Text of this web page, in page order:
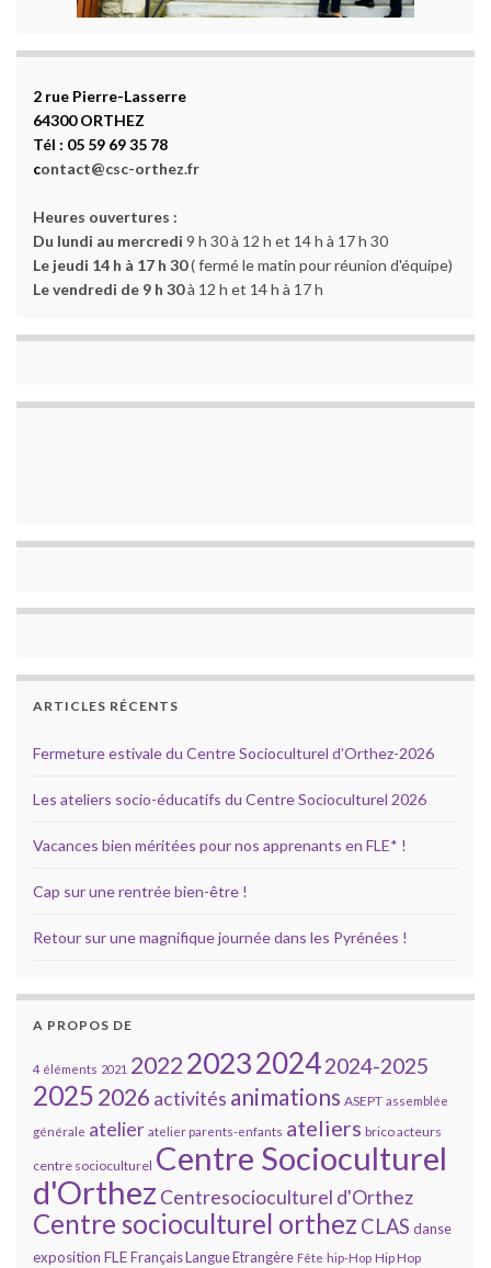
2 rue Pierre-Lasserre
64300 ORTHEZ
Tél : 05 59 69 35 78
contact@csc-orthez.fr
Heures ouvertures :
Du lundi au mercredi 9 h 30 à 12 h et 14 h à 17 h 30
Le jeudi 14 h à 17 h 30( fermé le matin pour réunion d'équipe)
Le vendredi de 9 h 30à 12 h et 14 h à 17 h
ARTICLES RÉCENTS
Fermeture estivale du Centre Socioculturel d’Orthez-2026
Les ateliers socio-éducatifs du Centre Socioculturel 2026
Vacances bien méritées pour nos apprenants en FLE* !
Cap sur une rentrée bien-être !
Retour sur une magnifique journée dans les Pyrénées !
A PROPOS DE
4 éléments 2021 2022202320242024-2025
20252026 activités animations ASEPT assemblée
générale atelier atelier parents-enfants ateliers brico acteurs
centre socioculturel Centre Socioculturel
d'Orthez Centresocioculturel d'Orthez
Centre socioculturel orthez CLAS danse
exposition FLE Français Langue Etrangère Fête hip-Hop Hip Hop